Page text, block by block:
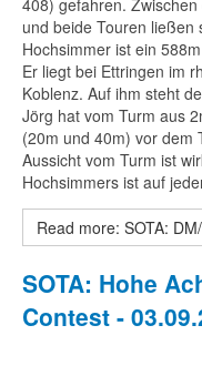
408) gefahren.
und beide Touren ließen
Hochsimmer ist ein
Er liegt bei Ettringen im
Koblenz. Auf ihm steht
Jörg hat vom Turm aus
(20m und 40m) vor dem
Aussicht vom Turm ist
Hochsimmers ist auf
Read more: SOTA:
SOTA: Hohe
Contest -